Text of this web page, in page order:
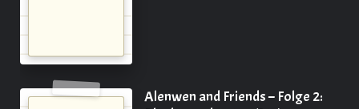
Alenwen and Friends – Folge 2: